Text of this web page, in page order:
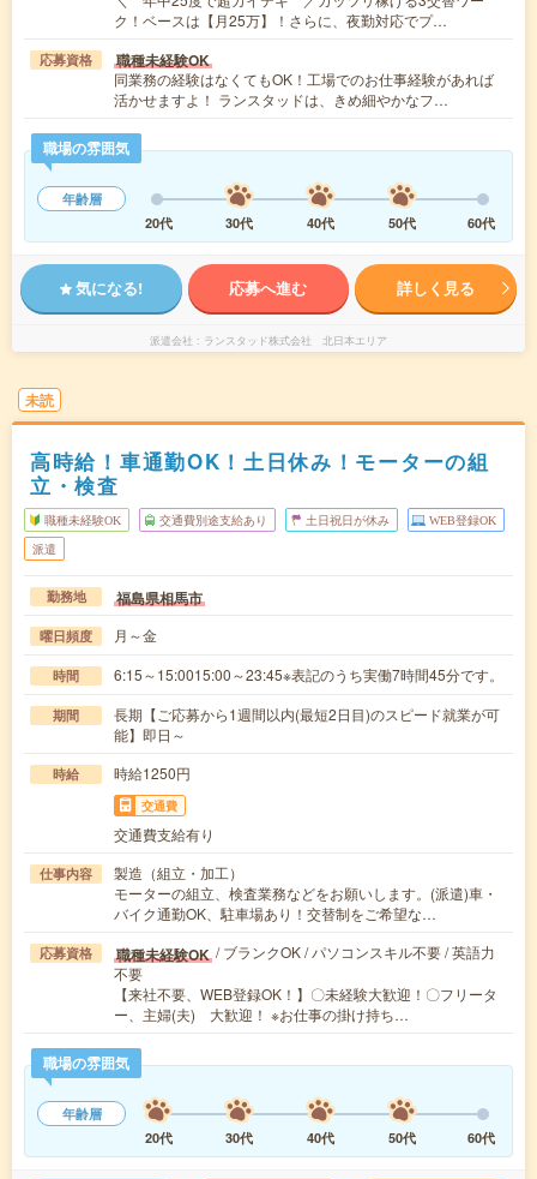
ク！ベースは【月25万】！さらに、夜勤対応でプ…
応募資格 職種未経験OK
同業務の経験はなくてもOK！工場でのお仕事経験があれば
活かせますよ！ ランスタッドは、きめ細やかなフ…
職場の雰囲気
年齢層
20代
30代 40代 50代 60代
気になる! 応募へ進む 詳しく見る
派遣会社 ランスタッド株式会社 北日本エリア
未読
高時給！車通勤OK！土日休み！モーターの組
立・検査
職種未経験OK 交通費別途支給あり 土日祝日が休み WEB登録OK
派遣
勤務地 福島県相馬市
曜日頻度 月～金
時間 6:15～15:0015:00～23:45※表記のうち実働7時間45分です。
期間
長期【ご応募から1週間以内(最短2日目)のスピード就業が可
能】即日～
時給 時給1250円
交通費
交通費支給有り
仕事内容
製造（組立・加工）
モーターの組立、検査業務などをお願いします。(派遣)車・
バイク通勤OK、駐車場あり！交替制をご希望な…
応募資格 職種未経験OK / ブランクOK / パソコンスキル不要 / 英語力
不要
【来社不要、WEB登録OK！】〇未経験大歓迎！〇フリータ
ー、主婦(夫) 大歓迎！ ※お仕事の掛け持ち…
職場の雰囲気
年齢層
20代
30代 40代 50代 60代